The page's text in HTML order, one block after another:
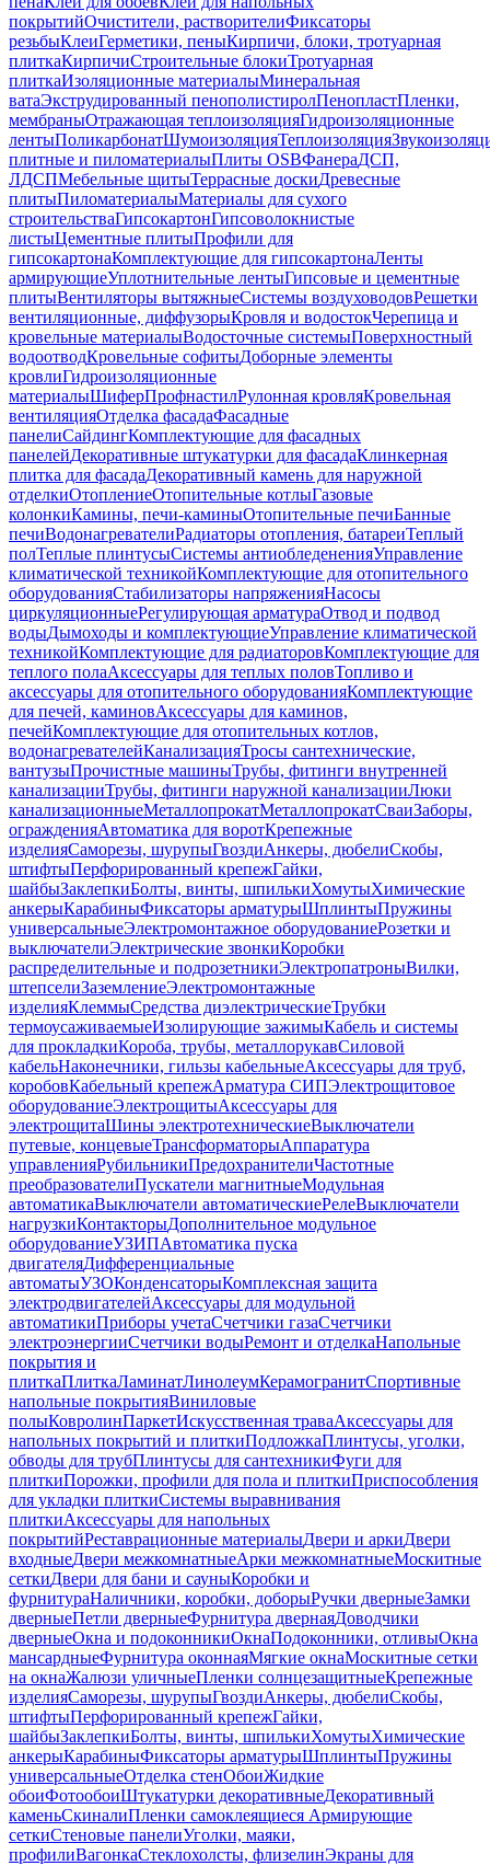
покрытийОчистители, растворителиФиксаторы
резьбыКлеиГерметики, пеныКирпичи, блоки, тротуарная
плиткаКирпичиСтроительные блокиТротуарная
плиткаИзоляционные материалыМинеральная
ватаЭкструдированный пенополистиролПенопластПленки,
мембраныОтражающая теплоизоляцияГидроизоляционные
лентыПоликарбонатШумоизоляцияТеплоизоляция
плитные и пиломатериалыПлиты OSBФанераДСП,
ЛДСПМебельные щитыТеррасные доскиДревесные
плитыПиломатериалыМатериалы для сухого
строительстваГипсокартонГипсоволокнистые
листыЦементные плитыПрофили для
гипсокартонаКомплектующие для гипсокартонаЛенты
армирующиеУплотнительные лентыГипсовые и цементные
плитыВентиляторы вытяжныеСистемы воздуховодовРешетки
вентиляционные, диффузорыКровля и водостокЧерепица и
кровельные материалыВодосточные системыПоверхностный
водоотводКровельные софитыДоборные элементы
кровлиГидроизоляционные
материалыШиферПрофнастилРулонная кровляКровельная
вентиляцияОтделка фасадаФасадные
панелиСайдингКомплектующие для фасадных
панелейДекоративные штукатурки для фасадаКлинкерная
плитка для фасадаДекоративный камень для наружной
отделкиОтоплениеОтопительные котлыГазовые
колонкиКамины, печи-каминыОтопительные печиБанные
печиВодонагревателиРадиаторы отопления, батареиТеплый
полТеплые плинтусыСистемы антиобледененияУправление
климатической техникойКомплектующие для отопительного
оборудованияСтабилизаторы напряженияНасосы
циркуляционныеРегулирующая арматураОтвод и подвод
водыДымоходы и комплектующиеУправление климатической
техникойКомплектующие для радиаторовКомплектующие для
теплого полаАксессуары для теплых половТопливо и
аксессуары для отопительного оборудованияКомплектующие
для печей, каминовАксессуары для каминов,
печейКомплектующие для отопительных котлов,
водонагревателейКанализацияТросы сантехнические,
вантузыПрочистные машиныТрубы, фитинги внутренней
канализацииТрубы, фитинги наружной канализацииЛюки
канализационныеМеталлопрокатМеталлопрокатСваиЗаборы,
огражденияАвтоматика для воротКрепежные
изделияСаморезы, шурупыГвоздиАнкеры, дюбелиСкобы,
штифтыПерфорированный крепежГайки,
шайбыЗаклепкиБолты, винты, шпилькиХомутыХимические
анкерыКарабиныФиксаторы арматурыШплинтыПружины
универсальныеЭлектромонтажное оборудованиеРозетки и
выключателиЭлектрические звонкиКоробки
распределительные и подрозетникиЭлектропатроныВилки,
штепселиЗаземлениеЭлектромонтажные
изделияКлеммыСредства диэлектрическиеТрубки
термоусаживаемыеИзолирующие зажимыКабель и системы
для прокладкиКороба, трубы, металлорукавСиловой
кабельНаконечники, гильзы кабельныеАксессуары для труб,
коробовКабельный крепежАрматура СИПЭлектрощитовое
оборудованиеЭлектрощитыАксессуары для
электрощитаШины электротехническиеВыключатели
путевые, концевыеТрансформаторыАппаратура
управленияРубильникиПредохранителиЧастотные
преобразователиПускатели магнитныеМодульная
автоматикаВыключатели автоматическиеРелеВыключатели
нагрузкиКонтакторыДополнительное модульное
оборудованиеУЗИПАвтоматика пуска
двигателяДифференциальные
автоматыУЗОКонденсаторыКомплексная защита
электродвигателейАксессуары для модульной
автоматикиПриборы учетаСчетчики газаСчетчики
электроэнергииСчетчики водыРемонт и отделкаНапольные
покрытия и
плиткаПлиткаЛаминатЛинолеумКерамогранитСпортивные
напольные покрытияВиниловые
полыКовролинПаркетИскусственная траваАксессуары для
напольных покрытий и плиткиПодложкаПлинтусы, уголки,
обводы для трубПлинтусы для сантехникиФуги для
плиткиПорожки, профили для пола и плиткиПриспособления
для укладки плиткиСистемы выравнивания
плиткиАксессуары для напольных
покрытийРеставрационные материалыДвери и аркиДвери
входныеДвери межкомнатныеАрки межкомнатныеМоскитные
сеткиДвери для бани и сауныКоробки и
фурнитураНаличники, коробки, доборыРучки дверныеЗамки
дверныеПетли дверныеФурнитура двернаяДоводчики
дверныеОкна и подоконникиОкнаПодоконники, отливыОкна
мансардныеФурнитура оконнаяМягкие окнаМоскитные сетки
на окнаЖалюзи уличныеПленки солнцезащитныеКрепежные
изделияСаморезы, шурупыГвоздиАнкеры, дюбелиСкобы,
штифтыПерфорированный крепежГайки,
шайбыЗаклепкиБолты, винты, шпилькиХомутыХимические
анкерыКарабиныФиксаторы арматурыШплинтыПружины
универсальныеОтделка стенОбоиЖидкие
обоиФотообоиШтукатурки декоративныеДекоративный
каменьСкиналиПленки самоклеящиеся Армирующие
сеткиСтеновые панелиУголки, маяки,
профилиВагонкаСтеклохолсты, флизелинЭкраны для